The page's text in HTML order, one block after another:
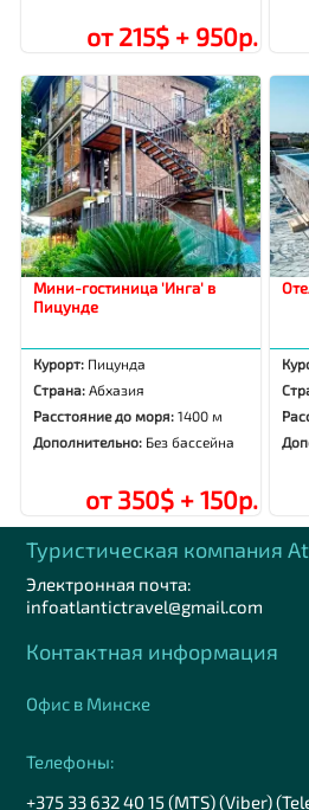
от 215$ + 950р.
Мини-гостиница 'Инга' в
Пицунде
Курорт: Пицунда
Страна: Абхазия
Расстояние до моря:1400 м
Дополнительно: Без бассейна
от 350$ + 150р.
Туристическая компания
Электронная почта:
infoatlantictravel@gmail.com
Контактная информация
Офис в Минске
Телефоны:
+375 33 632 40 15 (MTS) (Viber)